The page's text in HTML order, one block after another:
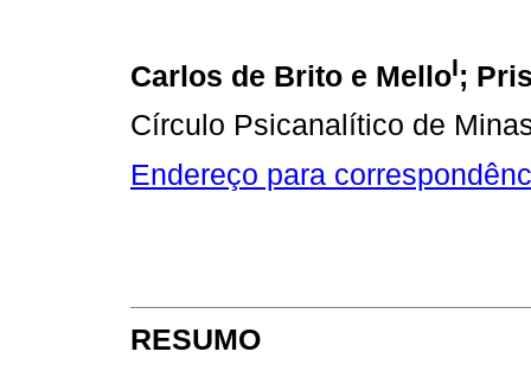
Carlos de Brito e MelloI;
Círculo Psicanalítico de
Endereço para
RESUMO